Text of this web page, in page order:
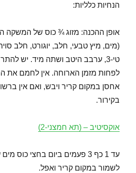
הנחיות כלליות:
אופן ההכנה: מזוג ¾ כוס של המשקה
(מים, מיץ טבעי, חלב, יוגורט, חלב
טי-3, ערבב היטב ושתה מיד. יש
לפחות מזמן הארוחה. אין לחמם את
אחסן במקום קריר ויבש, ואם אין
בקירור.
אוקסיטיב – (תא חמצני-2)
עד 1 כף 3 פעמים ביום בחצי כוס מים עם הארוחה.
לשמור במקום קריר ואפל.